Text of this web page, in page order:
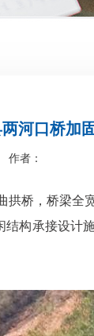
河口桥加
作者：
曲拱桥，桥
闲结构承接设